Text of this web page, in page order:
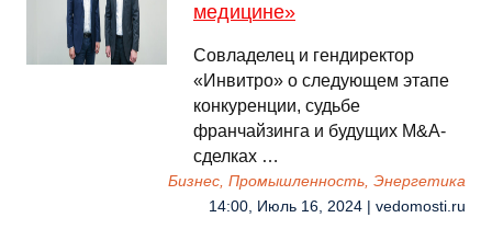
медицине»
Совладелец и гендиректор
«Инвитро» о следующем этапе
конкуренции, судьбе
франчайзинга и будущих M&A-
сделках …
Бизнес, Промышленность, Энергетика
14:00, Июль 16, 2024 | vedomosti.ru